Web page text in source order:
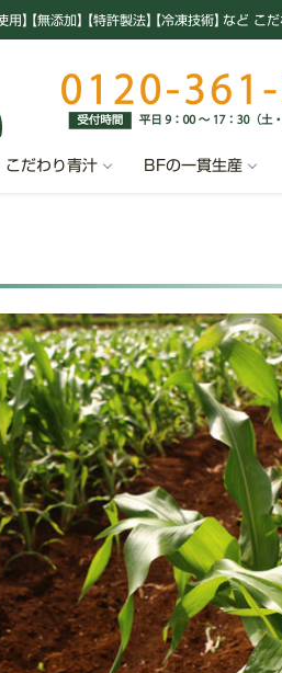
用】【無添加】【特許製法】【冷凍技術】など こ
こだわり青汁 BFの一貫生産